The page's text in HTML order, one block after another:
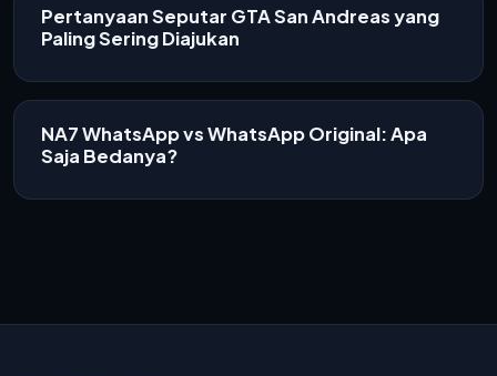
Pertanyaan Seputar GTA San Andreas yang
Paling Sering Diajukan
NA7 WhatsApp vs WhatsApp Original: Apa
Saja Bedanya?